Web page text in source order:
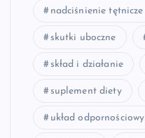
nadciśnienie tętnicze
skutki uboczne
skład i działanie
suplement diety
układ odpornościowy